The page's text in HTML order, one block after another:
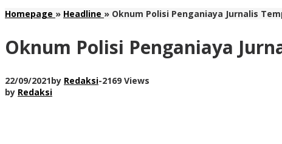
Homepage » Headline » Oknum Polisi Penganiaya Jurnalis
Oknum Polisi Penganiaya
22/09/2021by Redaksi-2169 Views
by Redaksi